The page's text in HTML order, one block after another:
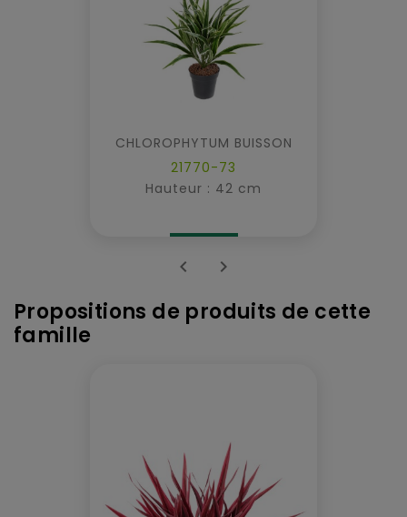
CHLOROPHYTUM BUISSON
21770-73
Hauteur : 42 cm
 
Propositions de produits de cette
famille